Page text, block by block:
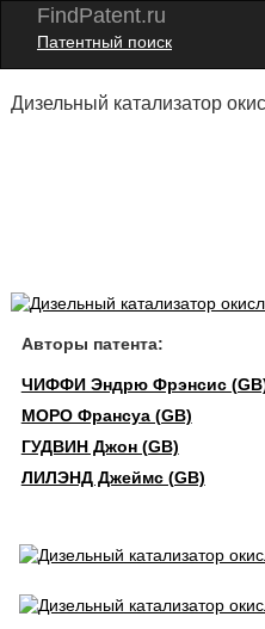
FindPatent.ru
Патентный поиск
Дизельный катализатор
Авторы патента:
ЧИФФИ Эндрю Фрэнсис
МОРО Франсуа (GB)
ГУДВИН Джон (GB)
ЛИЛЭНД Джеймс (GB)